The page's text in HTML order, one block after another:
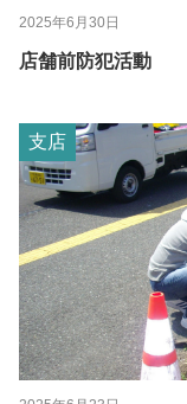
2025年6月30日
店舗前防犯活動
支店